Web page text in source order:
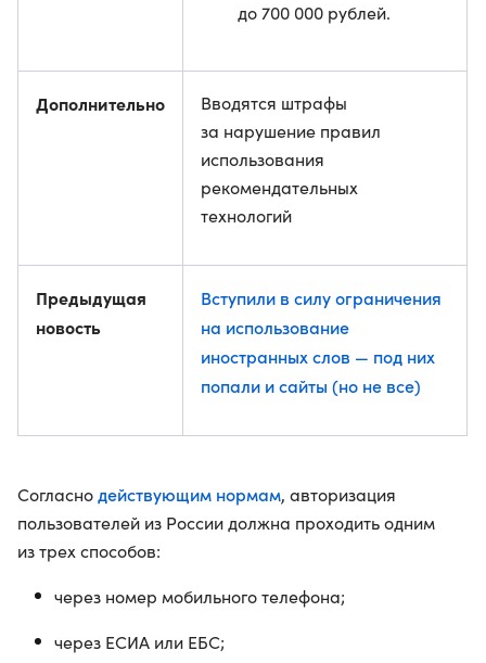
до 700 000 рублей.
Дополнительно
Вводятся штрафы
за нарушение правил
использования
рекомендательных
технологий
Предыдущая
новость
Вступили в силу ограничения
на использование
иностранных слов — под них
попали и сайты (но не все)
Согласнодействующим нормам, авторизация
пользователей из России должна проходить одним
из трех способов:
через номер мобильного телефона;
через ЕСИА или ЕБС;